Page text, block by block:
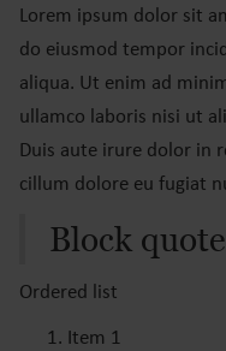
Lorem ipsum dolor sit
do eiusmod tempor
aliqua. Ut enim ad
ullamco laboris nisi ut
Duis aute irure dolor in
cillum dolore eu fugiat
Block quote
Ordered list
Item 1